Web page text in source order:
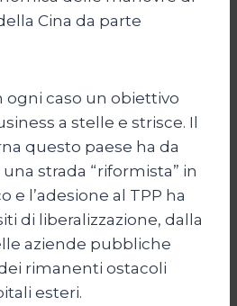
Cina da parte
ogni caso un obiettivo
a stelle e strisce. Il
questo paese ha da
strada “riformista” in
l’adesione al TPP ha
di liberalizzazione, dalla
aziende pubbliche
rimanenti ostacoli
esteri.